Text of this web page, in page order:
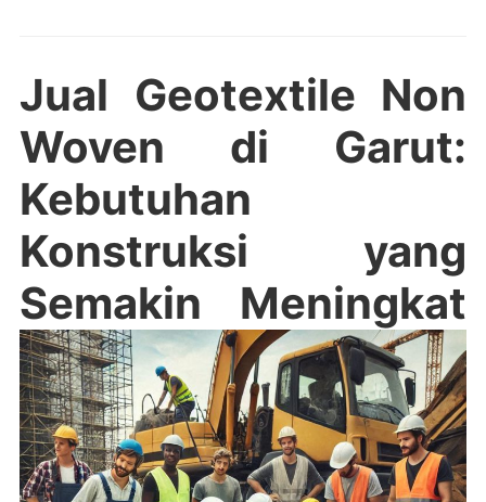
Jual Geotextile Non
Woven di Garut:
Kebutuhan
Konstruksi yang
Semakin Meningkat